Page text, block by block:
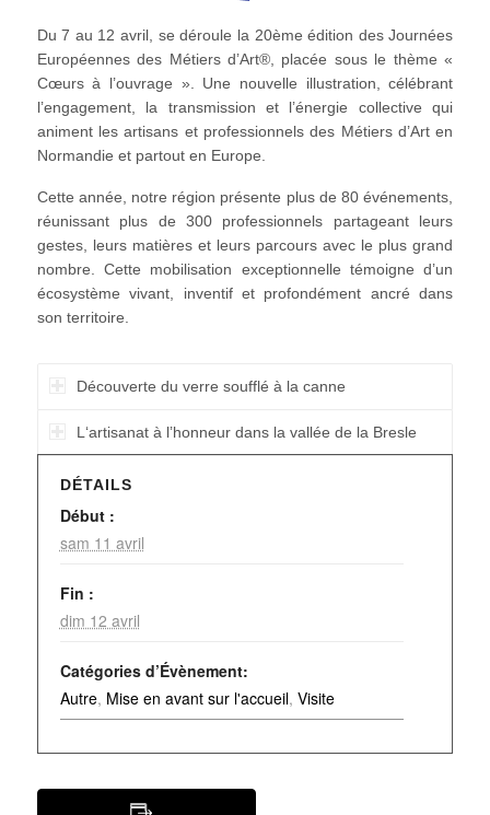
Du 7 au 12 avril, se déroule la 20ème édition des Journées
Européennes des Métiers d’Art®, placée sous le thème «
Cœurs à l’ouvrage ». Une nouvelle illustration, célébrant
l’engagement, la transmission et l’énergie collective qui
animent les artisans et professionnels des Métiers d’Art en
Normandie et partout en Europe.
Cette année, notre région présente plus de 80 événements,
réunissant plus de 300 professionnels partageant leurs
gestes, leurs matières et leurs parcours avec le plus grand
nombre. Cette mobilisation exceptionnelle témoigne d’un
écosystème vivant, inventif et profondément ancré dans
son territoire.
Découverte du verre soufflé à la canne
L‘artisanat à l’honneur dans la vallée de la Bresle
DÉTAILS
Début :
sam 11 avril
Fin :
dim 12 avril
Catégories d’Évènement:
Autre, Mise en avant sur l'accueil, Visite